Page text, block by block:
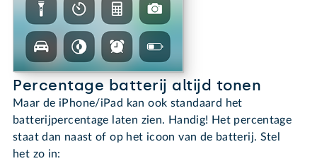
Percentage batterij altijd tonen
Maar de iPhone/iPad kan ook standaard het
batterijpercentage laten zien. Handig! Het percentage
staat dan naast of op het icoon van de batterij. Stel
het zo in: